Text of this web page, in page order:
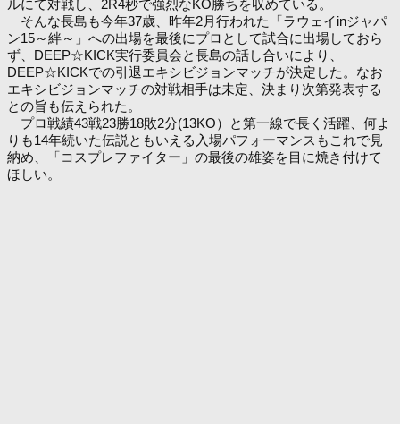
ルにて対戦し、2R4秒で強烈なKO勝ちを収めている。
そんな長島も今年37歳、昨年2月行われた「ラウェイinジャパ
ン15～絆～」への出場を最後にプロとして試合に出場しておら
ず、DEEP☆KICK実行委員会と長島の話し合いにより、
DEEP☆KICKでの引退エキシビジョンマッチが決定した。なお
エキシビジョンマッチの対戦相手は未定、決まり次第発表する
との旨も伝えられた。
プロ戦績43戦23勝18敗2分(13KO）と第一線で長く活躍、何よ
りも14年続いた伝説ともいえる入場パフォーマンスもこれで見
納め、「コスプレファイター」の最後の雄姿を目に焼き付けて
ほしい。